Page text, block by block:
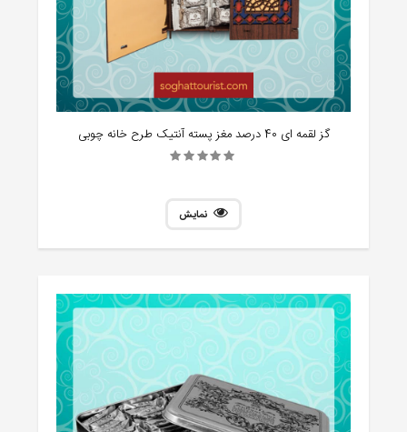
گز لقمه ای 40 درصد مغز پسته آنتیک طرح خانه چوبی
نمایش